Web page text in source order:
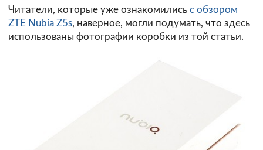
Читатели, которые уже ознакомились с обзором
ZTE Nubia Z5s, наверное, могли подумать, что здесь
использованы фотографии коробки из той статьи.